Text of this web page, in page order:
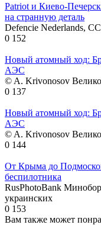
Patriot и Киево-
на странную деталь
Defencie Nederlands,
0 152
Новый атомный ход:
АЭС
© A. Krivonosov
0 137
Новый атомный ход:
АЭС
© A. Krivonosov
0 144
От Крыма до
беспилотника
RusPhotoBank
украинских
0 153
Вам также может